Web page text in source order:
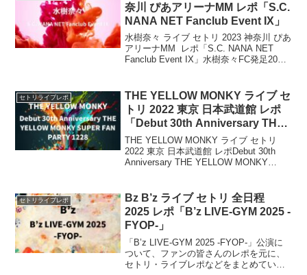
奈川 ぴあアリーナMM レポ「S.C.
NANA NET Fanclub Event IX」
水樹奈々 ライブ セトリ 2023 神奈川 ぴあ
アリーナMM レポ「S.C. NANA NET
Fanclub Event IX」水樹奈々FC発足20周
は、...
セトリライブレポ
THE YELLOW MONKY ライブ セ
トリ 2022 東京 日本武道館 レポ
「Debut 30th Anniversary THE
YELLOW MONKY SUPER FAN
PARTY 1228」
THE YELLOW MONKY ライブ セトリ
2022 東京 日本武道館 レポDebut 30th
Anniversary THE YELLOW MONKY
セトリライブレポ
Bz B’z ライブ セトリ 全日程
2025 レポ「B’z LIVE-GYM 2025 -
FYOP-」
「B’z LIVE-GYM 2025 -FYOP-」公演に
ついて、ファンの皆さんのレポを元に、
セトリ・ライブレポなどをまとめていき